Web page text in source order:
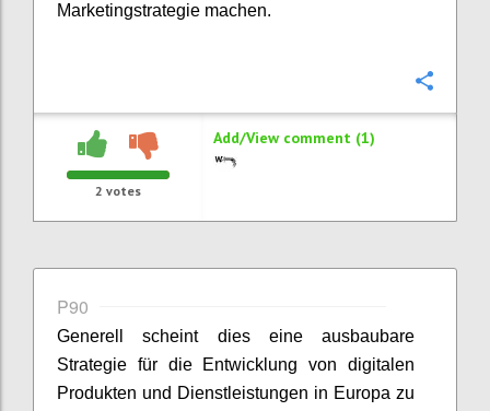
Marketingstrategie machen.
2 votes
Add/View comment (1)
P90
Generell scheint dies eine ausbaubare
Strategie für die Entwicklung von digitalen
Produkten und Dienstleistungen in Europa zu